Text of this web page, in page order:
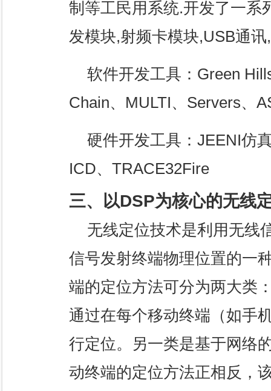
制等工民用系统.开发了一系
发模块,射频卡模块,USB通
软件开发工具：Green
Chain、MULTI、Servers、
硬件开发工具：JEENI仿
ICD、TRACE32Fire
三、以DSP为核心的无线
无线定位技术是利用无线
信号发射终端物理位置的一
端的定位方法可分为两大类
通过在每个移动终端（如手
行定位。另一类是基于网络
动终端的定位方法正相反，